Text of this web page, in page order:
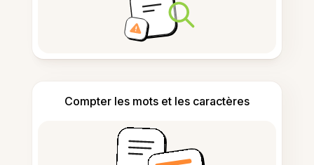
Compter les mots et les caractères